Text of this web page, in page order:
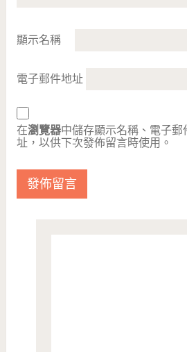
顯示名稱
電子郵件地址
在瀏覽器中儲存顯示名稱、電子郵
址，以供下次發佈留言時使用。